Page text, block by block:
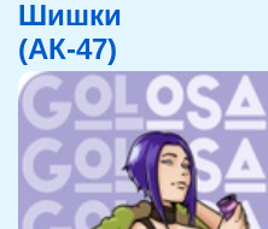
Шишки
(АК-47)